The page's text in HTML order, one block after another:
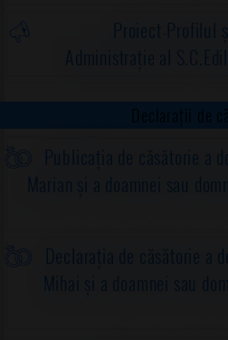
Proiect-Profilul
Administrație al
Declarații de
Publicația de căsătorie a
Marian și a doamnei sau
Declarația de căsătorie a
Mihai și a doamnei sau